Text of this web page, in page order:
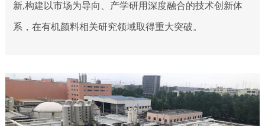
新,构建以市场为导向、产学研用深度融合的技术创新体
系，在有机颜料相关研究领域取得重大突破。